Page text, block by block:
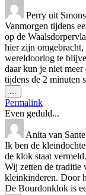
Perry uit Smons
Vanmorgen tijdens
op de
hier zijn omgebracht,
wereldoorlog te
daar kun je niet
tijdens de 2 minuten
...
deze
metabox.
Permalink
Even geduld...
Anita van Sante
Ik ben de
de klok staat
Wij zetten de traditie
kleinkinderen. Door
De Bourdonklok is